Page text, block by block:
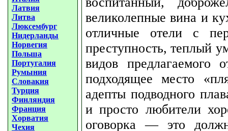
Латвия
Литва
Люксембург
Нидерланды
Норвегия
Польша
Португалия
Румыния
Словакия
Турция
Финляндия
Франция
Хорватия
Чехия
великолепные вина и
отличные отели с
преступность, теплый
видов предлагаемого
подходящее место
адепты подводного
и просто любители
оговорка — это